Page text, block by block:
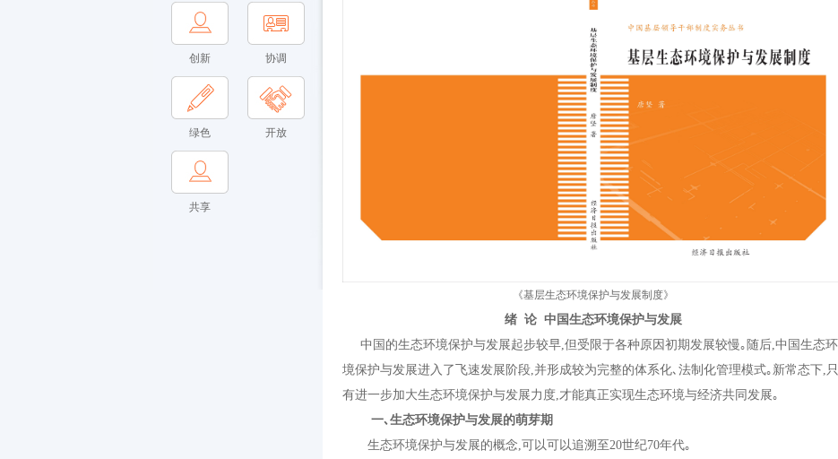
创新 协调
绿色 开放
共享
《基层生态环境保护与发展制度》
绪 论 中国生态环境保护与发展
中国的生态环境保护与发展起步较早 ,但受限于各种原因初期发展较慢｡随后 ,中国生态环
境保护与发展进入了飞速发展阶段 并形成较为完整的体系化､法制化管理模式｡新常态下 只
有进一步加大生态环境保护与发展力度 才能真正实现生态环境与经济共同发展｡
一､生态环境保护与发展的萌芽期
生态环境保护与发展的概念 ,可以可以追溯至 20世纪70年代｡